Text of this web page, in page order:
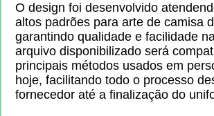
O design foi desenvolvido
altos padrões para arte de camisa
garantindo qualidade e facilidade
arquivo disponibilizado será
principais métodos usados em
hoje, facilitando todo o processo
fornecedor até a finalização do